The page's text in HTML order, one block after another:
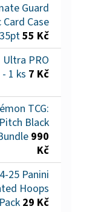
Guard
Case
35pt55 Kč
Ultra PRO
1 ks 7 Kč
TCG:
Black
990
Kč
25 Panini
Hoops
Pack 29 Kč